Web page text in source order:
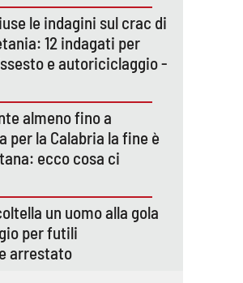
le indagini sul crac di
12 indagati per
e autoriciclaggio -
almeno fino a
per la Calabria la fine è
ecco cosa ci
un uomo alla gola
per futili
arrestato